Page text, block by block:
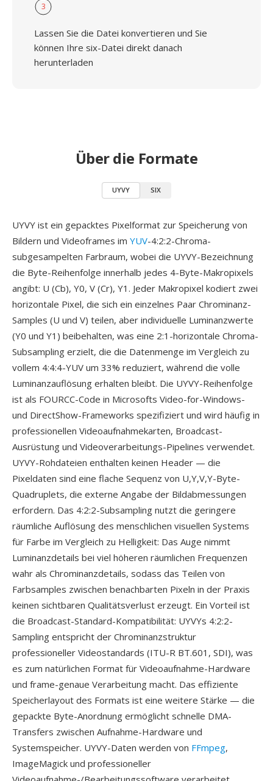
3
Lassen Sie die Datei konvertieren und Sie
können Ihre six-Datei direkt danach
herunterladen
Über die Formate
UYVY SIX
UYVY ist ein gepacktes Pixelformat zur Speicherung von
Bildern und Videoframes im YUV-4:2:2-Chroma-
subgesampelten Farbraum, wobei die UYVY-Bezeichnung
die Byte-Reihenfolge innerhalb jedes 4-Byte-Makropixels
angibt: U (Cb), Y0, V (Cr), Y1. Jeder Makropixel kodiert zwei
horizontale Pixel, die sich ein einzelnes Paar Chrominanz-
Samples (U und V) teilen, aber individuelle Luminanzwerte
(Y0 und Y1) beibehalten, was eine 2:1-horizontale Chroma-
Subsampling erzielt, die die Datenmenge im Vergleich zu
vollem 4:4:4-YUV um 33% reduziert, während die volle
Luminanzauflösung erhalten bleibt. Die UYVY-Reihenfolge
ist als FOURCC-Code in Microsofts Video-for-Windows-
und DirectShow-Frameworks spezifiziert und wird häufig in
professionellen Videoaufnahmekarten, Broadcast-
Ausrüstung und Videoverarbeitungs-Pipelines verwendet.
UYVY-Rohdateien enthalten keinen Header — die
Pixeldaten sind eine flache Sequenz von U,Y,V,Y-Byte-
Quadruplets, die externe Angabe der Bildabmessungen
erfordern. Das 4:2:2-Subsampling nutzt die geringere
räumliche Auflösung des menschlichen visuellen Systems
für Farbe im Vergleich zu Helligkeit: Das Auge nimmt
Luminanzdetails bei viel höheren räumlichen Frequenzen
wahr als Chrominanzdetails, sodass das Teilen von
Farbsamples zwischen benachbarten Pixeln in der Praxis
keinen sichtbaren Qualitätsverlust erzeugt. Ein Vorteil ist
die Broadcast-Standard-Kompatibilität: UYVYs 4:2:2-
Sampling entspricht der Chrominanzstruktur
professioneller Videostandards (ITU-R BT.601, SDI), was
es zum natürlichen Format für Videoaufnahme-Hardware
und frame-genaue Verarbeitung macht. Das effiziente
Speicherlayout des Formats ist eine weitere Stärke — die
gepackte Byte-Anordnung ermöglicht schnelle DMA-
Transfers zwischen Aufnahme-Hardware und
Systemspeicher. UYVY-Daten werden von FFmpeg,
ImageMagick und professioneller